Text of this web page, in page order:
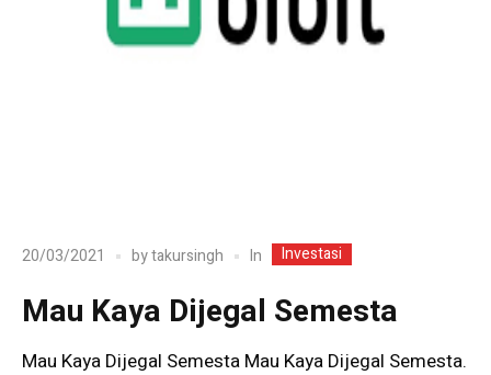
20/03/2021 bytakursingh In Investasi
Mau Kaya Dijegal Semesta
Mau Kaya Dijegal Semesta Mau Kaya Dijegal Semesta.